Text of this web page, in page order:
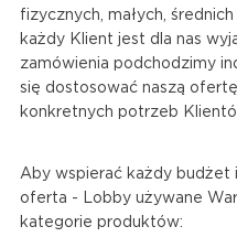
fizycznych, małych,
każdy Klient jest dla nas
zamówienia podchodzimy
się dostosować naszą
konkretnych potrzeb
Aby wspierać każdy budżet
oferta - Lobby używane
kategorie produktów: